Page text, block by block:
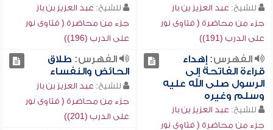
للشيخ: عبد العزيز بن باز
جزء من محاضرة ( فتاوى نور
على الدرب (191))
للشيخ: عبد العزيز بن باز
جزء من محاضرة ( فتاوى نور
على الدرب (196))
الفهرس:إهداء
قراءة الفاتحة إلى
الرسول صلى الله عليه
وسلم وغيره
للشيخ: عبد العزيز بن باز
جزء من محاضرة ( فتاوى نور
الفهرس: طلاق
الحائض والنفساء
للشيخ: عبد العزيز بن باز
جزء من محاضرة ( فتاوى نور
على الدرب (201))